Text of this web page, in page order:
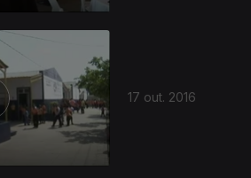
17 out. 2016